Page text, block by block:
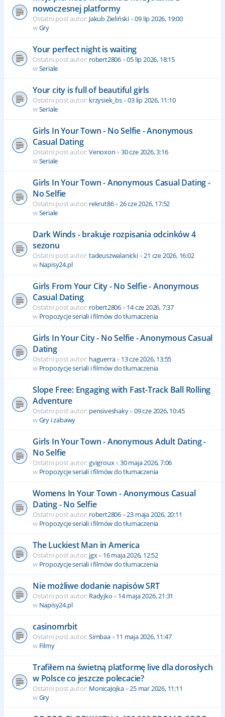
nowoczesnej platformy
Ostatni post autor: Jakub Zieliński«09 lip 2026, 19:00
wGry
Your perfect night is waiting
Ostatni post autor: robert2806«05 lip 2026, 18:15
wSeriale
Your city is full of beautiful girls
Ostatni post autor: krzysiek_bs«03 lip 2026, 11:10
wSeriale
Girls In Your Town - No Selfie - Anonymous
Casual Dating
Ostatni post autor:Venoxon«30 cze 2026, 3:16
wSeriale
Girls In Your Town - Anonymous Casual Dating -
No Selfie
Ostatni post autor: rekrut86« 26 cze 2026, 17:52
wSeriale
Dark Winds - brakuje rozpisania odcinków 4
sezonu
Ostatni post autor:tadeuszwalanicki«21 cze 2026, 16:02
w Napisy24.pl
Girls From Your City - No Selfie - Anonymous
Casual Dating
Ostatni post autor: robert2806«14 cze 2026, 7:37
w Propozycje seriali i filmów do tłumaczenia
Girls In Your City - No Selfie - Anonymous Casual
Dating
Ostatni post autor: haguerra« 13 cze 2026, 13:55
w Propozycje seriali i filmów do tłumaczenia
Slope Free: Engaging with Fast-Track Ball Rolling
Adventure
Ostatni post autor: pensiveshaky«09 cze 2026, 10:45
wGry i zabawy
Girls In Your Town - Anonymous Adult Dating -
No Selfie
Ostatni post autor:gvigroux«30 maja 2026, 7:06
w Propozycje seriali i filmów do tłumaczenia
Womens In Your Town - Anonymous Casual
Dating - No Selfie
Ostatni post autor: robert2806«23 maja 2026, 20:11
w Propozycje seriali i filmów do tłumaczenia
The Luckiest Man in America
Ostatni post autor: jgx« 16 maja 2026, 12:52
w Propozycje seriali i filmów do tłumaczenia
Nie możliwe dodanie napisów SRT
Ostatni post autor: Radyjko« 14 maja 2026, 21:31
w Napisy24.pl
casinomrbit
Ostatni post autor:Simbaa«11 maja 2026, 11:47
w Filmy
Trafiłem na świetną platformę live dla dorosłych
w Polsce co jeszcze polecacie?
Ostatni post autor: MonicaJojka«25 mar 2026, 11:11
wGry